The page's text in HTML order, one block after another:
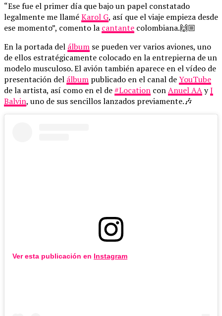
“Ese fue el primer día que bajo un papel constatado
legalmente me llaméKarol G, así que el viaje empieza desde
ese momento”, comento la cantante colombiana.🙌🏼
En la portada del álbum se pueden ver varios aviones, uno
de ellos estratégicamente colocado en la entrepierna de un
modelo musculoso. El avión también aparece en el vídeo de
presentación del álbum publicado en el canal deYouTube
de la artista, así como en el de#Location conAnuel AAyJ
Balvin, uno de sus sencillos lanzados previamente.🎶
Ver esta publicación en Instagram